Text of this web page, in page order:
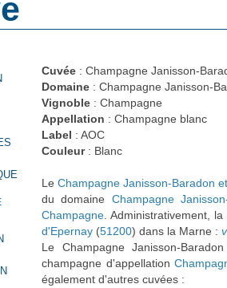
Cuvée : Champagne Janisson-
Domaine : Champagne Janisson-
Vignoble : Champagne
Appellation : Champagne blanc
Label : AOC
Couleur: Blanc
Le Champagne Janisson-Baradon
du domaine Champagne
Champagne . Administrativement,
d'Epernay (51200) dans la Marne :
Le Champagne Janisson-
champagne d'appellation
également d'autres cuvées :